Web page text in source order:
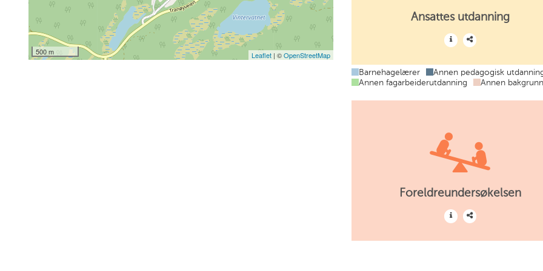
500 m Leaflet | ©OpenStreetMap
Ansattes utdanning
Barnehagelærer Annen pedagogisk
Annen fagarbeiderutdanning
Annen bakgrunn
Foreldreundersøkelsen